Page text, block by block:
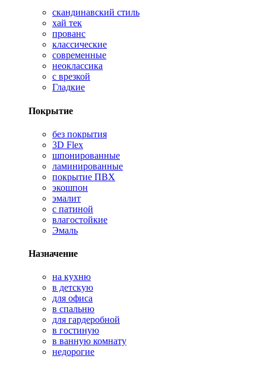
скандинавский стиль
хай тек
прованс
классические
современные
неоклассика
с врезкой
Гладкие
Покрытие
без покрытия
3D Flex
шпонированные
ламинированные
покрытие ПВХ
экошпон
эмалит
с патиной
влагостойкие
Эмаль
Назначение
на кухню
в детскую
для офиса
в спальню
для гардеробной
в гостиную
в ванную комнату
недорогие